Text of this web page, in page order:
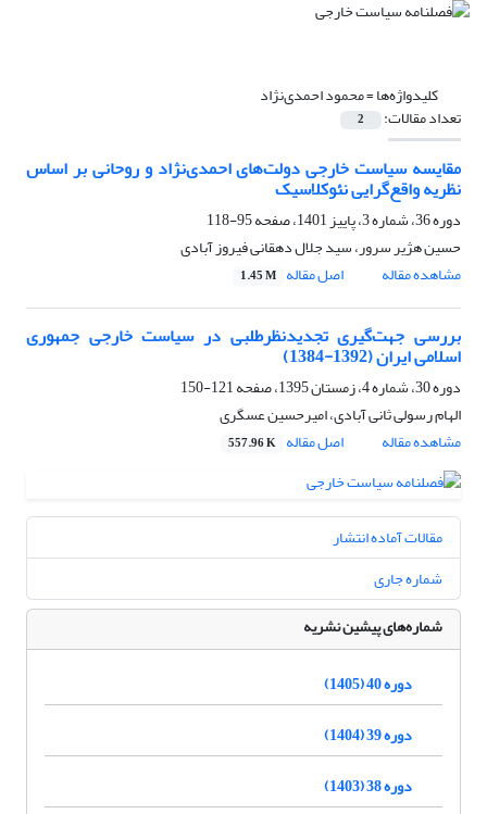
کلیدواژه‌ها =محمود احمدی‌نژاد
تعداد مقالات: 2
مقایسه سیاست خارجی دولت‌های احمدی‌نژاد و روحانی بر اساس
نظریه واقع‌گرایی نئوکلاسیک
دوره 36، شماره 3، پاییز 1401، صفحه
95-118
حسین هژیر سرور، سید جلال دهقانی فیروز آبادی
مشاهده مقاله
اصل مقاله 1.45 M
بررسی جهت‌گیری تجدیدنظرطلبی در سیاست خارجی جمهوری
اسلامی ایران (1392-1384)
دوره 30، شماره 4، زمستان 1395، صفحه
121-150
الهام رسولی ثانی آبادی، امیرحسین عسگری
مشاهده مقاله
اصل مقاله 557.96 K
مقالات آماده انتشار
شماره جاری
شماره‌های پیشین نشریه
دوره 40 (1405)
دوره 39 (1404)
دوره 38 (1403)